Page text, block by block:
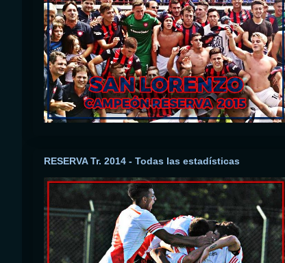
RESERVA Tr. 2014 - Todas las estadísticas